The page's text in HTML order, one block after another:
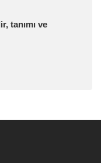
tanımı ve